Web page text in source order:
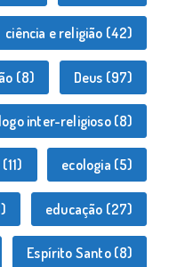
ciência e religião (42)
(8) Deus (97)
inter-religioso(8)
(11) ecologia (5)
educação (27)
Espírito Santo(8)